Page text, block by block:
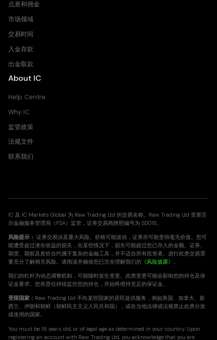
点差和佣金
市场领域
交易时间
入金存款
出金取款
About IC
Help Centre
Why IC
监管政策
法规文件
联系我们
IC 及 IC Markets Global 为 Raw Trading Ltd 的交易名称。Raw Trading Ltd 受塞舌
尔金融服务管理局（FSA）监管，证券交易商牌照编号为 SD018。
风险提示： 证券交易涉及重大风险。价格可能波动，证券亦可能变得毫无价值。您可
能遭受超过潜在收益的损失，在某些情况下，损失可能超过您已存入的金额。证券、
期货、期权及差价合约属于复杂的金融工具，并不适合所有投资者。进行此类交易需
要充分了解相关风险。请阅读并确保您已完全理解我们的 《风险披露》 。
我们的杠杆为动态调整机制，可能随时发生变更。此类变更可能会影响您的持仓及保
证金要求。您有责任持续监控您的持仓，并始终维持充足的保证金。
受限国家： Raw Trading Ltd 不向某些国家的居民提供服务，例如美国、加拿大、新
西兰、伊朗和朝鲜（朝鲜民主主义人民共和国），或在当地法律或法规禁止此类分发
或使用的国家。
You must be 18 years old, or of legal age as determined in your country. Upon
registering an account with Raw Trading Ltd, you acknowledge that you are